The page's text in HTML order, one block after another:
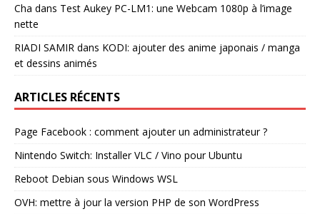
Cha dans Test Aukey PC-LM1: une Webcam 1080p à l’image
nette
RIADI SAMIR dans KODI: ajouter des anime japonais / manga
et dessins animés
ARTICLES RÉCENTS
Page Facebook : comment ajouter un administrateur ?
Nintendo Switch: Installer VLC / Vino pour Ubuntu
Reboot Debian sous Windows WSL
OVH: mettre à jour la version PHP de son WordPress